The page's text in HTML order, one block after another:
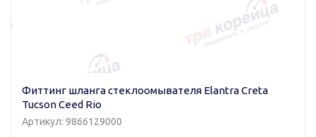
Фиттинг шланга стеклоомывателя Elantra Creta
Tucson Ceed Rio
Артикул: 9866129000